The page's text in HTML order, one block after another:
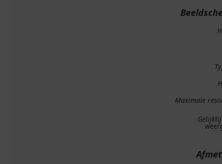
Maximale